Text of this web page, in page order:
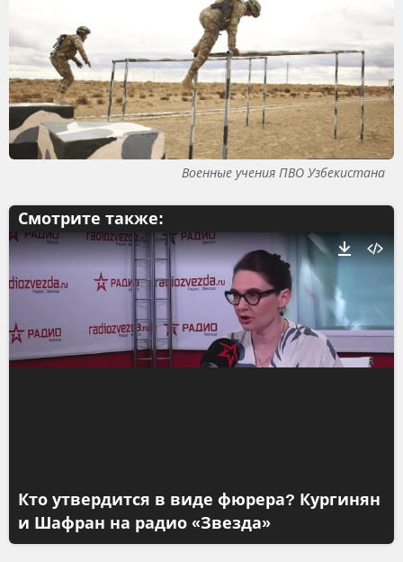
Военные учения ПВО Узбекистана
Смотрите также:
Кто утвердится в виде фюрера? Кургинян
и Шафран на радио «Звезда»